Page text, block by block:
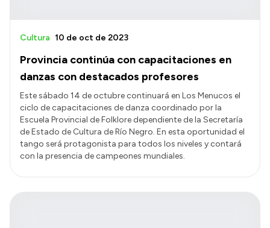
Provincia continúa con capacitaciones en
danzas con destacados profesores
Cultura 10 de oct de 2023
Este sábado 14 de octubre continuará en Los Menucos el
ciclo de capacitaciones de danza coordinado por la
Escuela Provincial de Folklore dependiente de la Secretaría
de Estado de Cultura de Río Negro. En esta oportunidad el
tango será protagonista para todos los niveles y contará
con la presencia de campeones mundiales.